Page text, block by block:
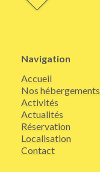
Navigation
Accueil
Nos hébergements
Activités
Actualités
Réservation
Localisation
Contact